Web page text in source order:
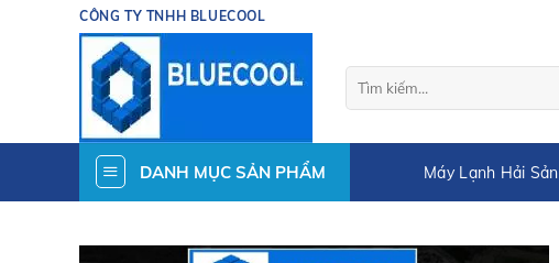
CÔNG TY TNHH BLUECOOL
kiếm:
DANH MỤC SẢN PHẨM Máy Lạnh Hải Sản